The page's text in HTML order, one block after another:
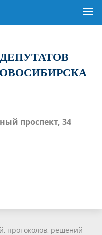
проспект, 34
протоколов, решений